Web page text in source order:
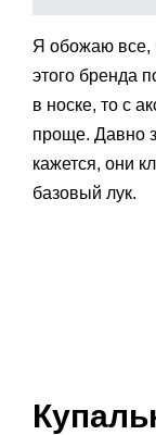
Я обожаю все,
этого бренда
в носке, то с
проще. Давно
кажется, они
базовый лук.